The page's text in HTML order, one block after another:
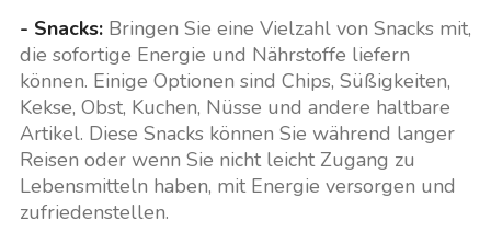
- Snacks:Bringen Sie eine Vielzahl von Snacks mit,
die sofortige Energie und Nährstoffe liefern
können. Einige Optionen sind Chips, Süßigkeiten,
Kekse, Obst, Kuchen, Nüsse und andere haltbare
Artikel. Diese Snacks können Sie während langer
Reisen oder wenn Sie nicht leicht Zugang zu
Lebensmitteln haben, mit Energie versorgen und
zufriedenstellen.